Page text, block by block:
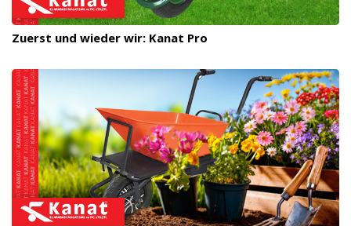
Zuerst und wieder wir: Kanat Pro